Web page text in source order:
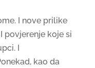
I nove prilike
povjerenje koje si
I
kao da